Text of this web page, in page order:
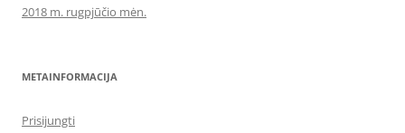
2018 m. rugpjūčio mėn.
METAINFORMACIJA
Prisijungti